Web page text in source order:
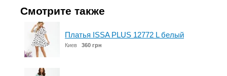
Смотрите также
Платья ISSA PLUS 12772 L белый
Киев 360 грн